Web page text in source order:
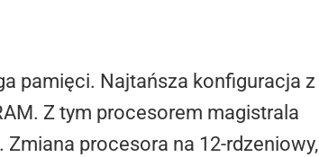
pamięci. Najtańsza konfiguracja z
Z tym procesorem magistrala
procesora na 12-rdzeniowy,